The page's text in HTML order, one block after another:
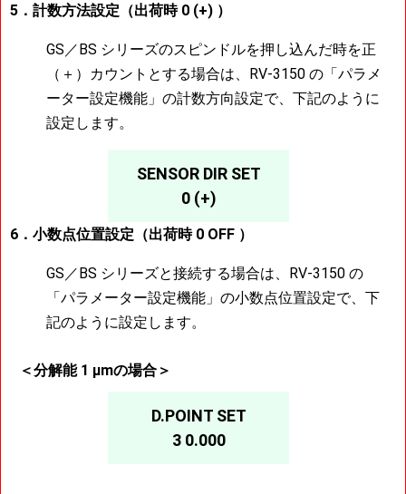
5．計数方法設定（出荷時 0 (+) ）
GS／BS シリーズのスピンドルを押し込んだ時を正
（＋）カウントとする場合は、RV-3150 の「パラメ
ーター設定機能」の計数方向設定で、下記のように
設定します。
SENSOR DIR SET
0 (+)
6．小数点位置設定（出荷時 0 OFF ）
GS／BS シリーズと接続する場合は、RV-3150 の
「パラメーター設定機能」の小数点位置設定で、下
記のように設定します。
＜分解能 1 μmの場合＞
D.POINT SET
3 0.000